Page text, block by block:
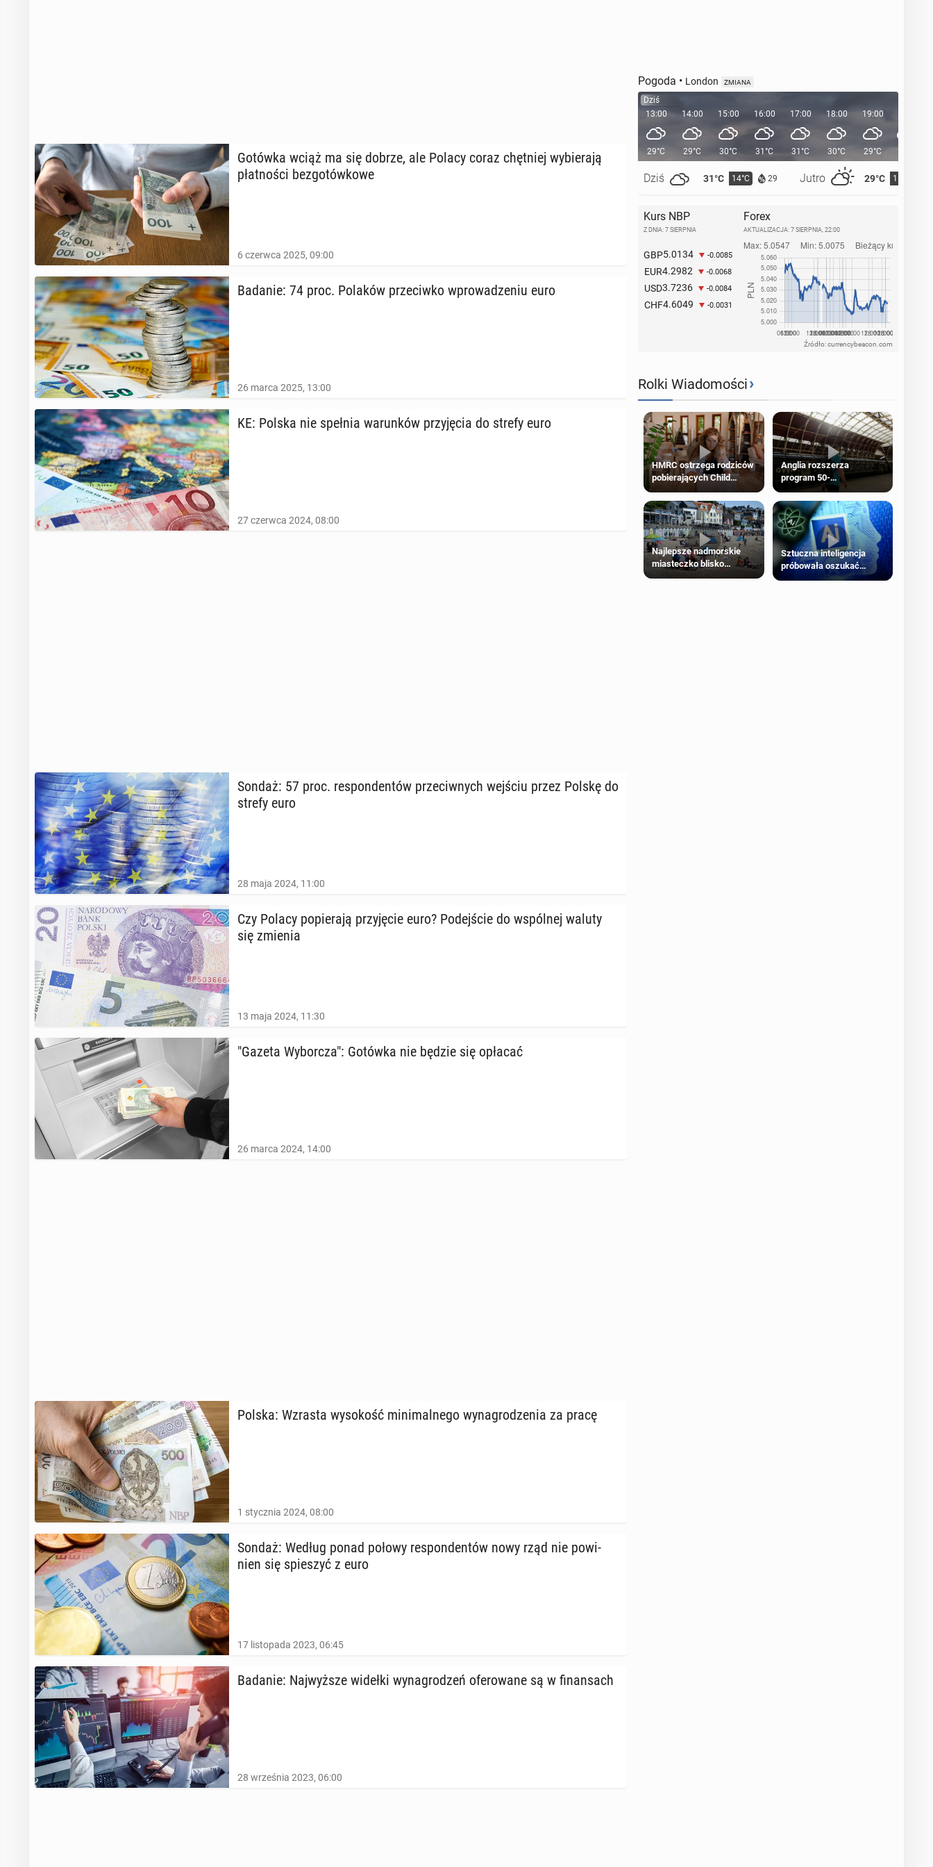
Gotówka wciąż ma się dobrze, ale Polacy coraz chęt­niej wy­bie­ra­ją
płat­no­ści bez­go­tów­ko­we
6 czerwca 2025, 09:00
Badanie: 74 proc. Polaków prze­ciw­ko wpro­wa­dze­niu euro
26 marca 2025, 13:00
KE: Polska nie spełnia wa­run­ków przy­ję­cia do strefy euro
27 czerwca 2024, 08:00
Sondaż: 57 proc. re­spon­den­tów prze­ciw­nych wejściu przez Polskę do
strefy euro
28 maja 2024, 11:00
Czy Polacy po­pie­ra­ją przy­ję­cie euro? Po­dej­ście do wspól­nej waluty
się zmienia
13 maja 2024, 11:30
"Gazeta Wy­bor­cza": Gotówka nie będzie się opłacać
26 marca 2024, 14:00
Polska: Wzrasta wy­so­kość mi­ni­mal­ne­go wy­na­gro­dze­nia za pracę
1 stycznia 2024, 08:00
Sondaż: Według ponad połowy re­spon­den­tów nowy rząd nie po­wi­
nien się spie­szyć z euro
17 listopada 2023, 06:45
Badanie: Naj­wyż­sze widełki wy­na­gro­dzeń ofe­ro­wa­ne są w fi­nan­sach
28 września 2023, 06:00
Pogoda • London ZMIANA
Dziś
13:00
29°C
Dziś 31°C 14°C 29 Jutro 29°C 15°C
14:00
29°C
15:00
30°C
16:00
31°C
17:00
31°C
18:00
30°C
19:00
29°C
Kurs NBP
Z DNIA: 7 SIERPNIA
GBP5.0134 -0.0085
EUR4.2982 -0.0068
USD3.7236 -0.0084
CHF4.6049 -0.0031
Forex
AKTUALIZACJA: 7 SIERPNIA, 22:00
Źródło: currencybeacon.com
Rolki Wiadomości›
HMRC ostrzega rodziców
pobierających Child
Benefit. Mogą być
zobowiązani do zwrotu
zasiłku
Anglia rozszerza
program 50-
procentowych zniżek
kolejowych na 18-latków
Najlepsze nadmorskie
miasteczko blisko
Sztuczna inteligencja
próbowała oszukać
człowieka